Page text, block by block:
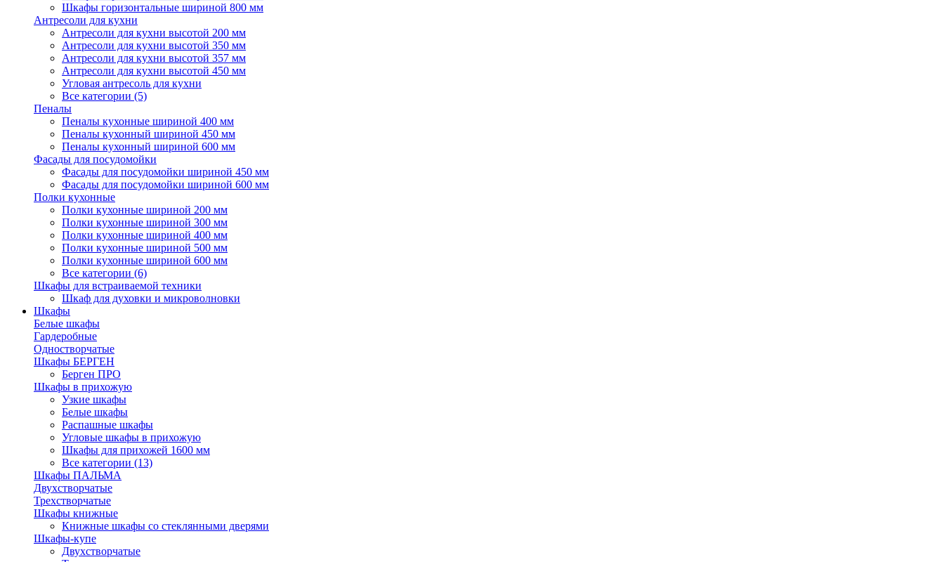
Шкафы горизонтальные шириной 800 мм
Антресоли для кухни
Антресоли для кухни высотой 200 мм
Антресоли для кухни высотой 350 мм
Антресоли для кухни высотой 357 мм
Антресоли для кухни высотой 450 мм
Угловая антресоль для кухни
Все категории (5)
Пеналы
Пеналы кухонные шириной 400 мм
Пеналы кухонный шириной 450 мм
Пеналы кухонный шириной 600 мм
Фасады для посудомойки
Фасады для посудомойки шириной 450 мм
Фасады для посудомойки шириной 600 мм
Полки кухонные
Полки кухонные шириной 200 мм
Полки кухонные шириной 300 мм
Полки кухонные шириной 400 мм
Полки кухонные шириной 500 мм
Полки кухонные шириной 600 мм
Все категории (6)
Шкафы для встраиваемой техники
Шкаф для духовки и микроволновки
Шкафы
Белые шкафы
Гардеробные
Одностворчатые
Шкафы БЕРГЕН
Берген ПРО
Шкафы в прихожую
Узкие шкафы
Белые шкафы
Распашные шкафы
Угловые шкафы в прихожую
Шкафы для прихожей 1600 мм
Все категории (13)
Шкафы ПАЛЬМА
Двухстворчатые
Трехстворчатые
Шкафы книжные
Книжные шкафы со стеклянными дверями
Шкафы-купе
Двухстворчатые